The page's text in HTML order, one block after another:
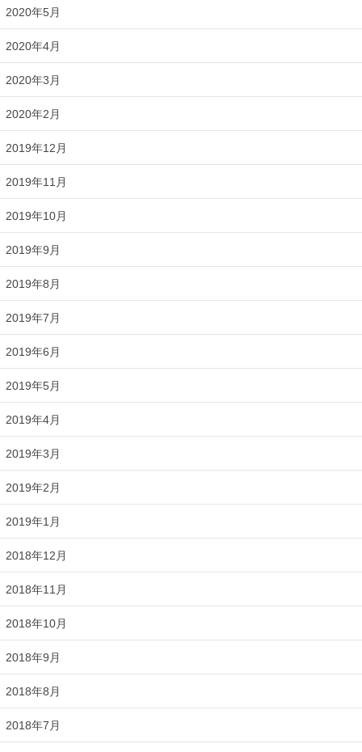
2020年5月
2020年4月
2020年3月
2020年2月
2019年12月
2019年11月
2019年10月
2019年9月
2019年8月
2019年7月
2019年6月
2019年5月
2019年4月
2019年3月
2019年2月
2019年1月
2018年12月
2018年11月
2018年10月
2018年9月
2018年8月
2018年7月